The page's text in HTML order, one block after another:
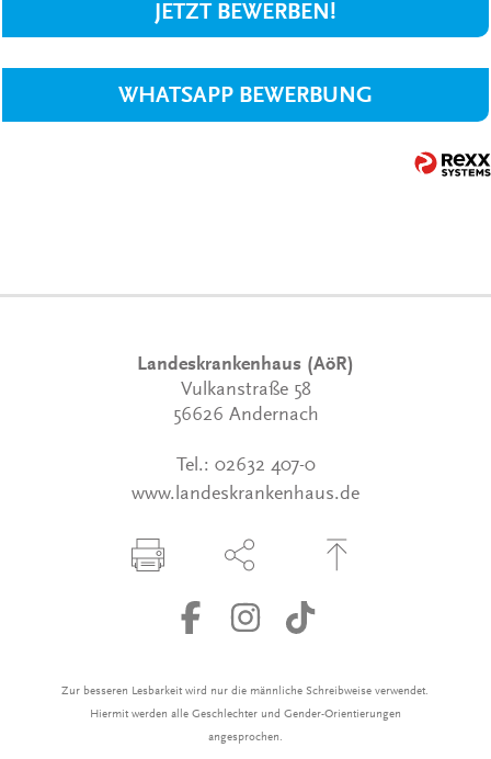
JETZT BEWERBEN!
WHATSAPP BEWERBUNG
Landeskrankenhaus (AöR)
Vulkanstraße 58
56626 Andernach
Tel.: 02632 407-0
www.landeskrankenhaus.de
Zur besseren Lesbarkeit wird nur die männliche Schreibweise verwendet.
Hiermit werden alle Geschlechter und Gender-Orientierungen
angesprochen.